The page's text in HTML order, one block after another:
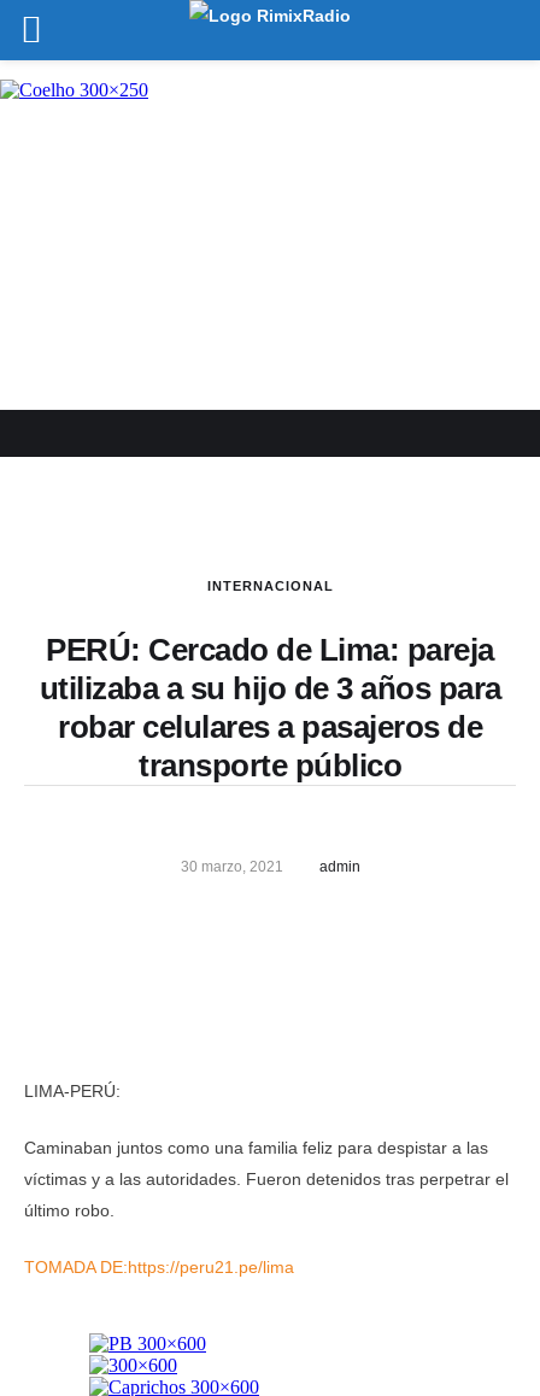
INTERNACIONAL
PERÚ: Cercado de Lima: pareja
utilizaba a su hijo de 3 años para
robar celulares a pasajeros de
transporte público
30 marzo, 2021 admin
LIMA-PERÚ:
Caminaban juntos como una familia feliz para despistar a las
víctimas y a las autoridades. Fueron detenidos tras perpetrar el
último robo.
TOMADA DE:https://peru21.pe/lima